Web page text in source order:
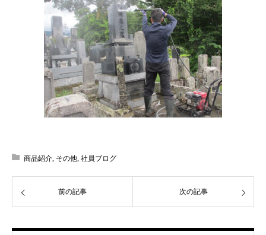
商品紹介, その他, 社員ブログ
前の記事 次の記事